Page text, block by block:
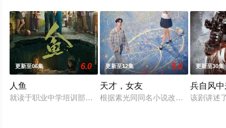
更新至06集 6.0
人鱼
就读于职业中学培训部的花季女生苏琳（黄杨钿甜 饰），虽自
更新至12集 5.0
天才，女友
根据素光同同名小说改编。江逾白长
更新至30集
兵自风
该剧讲述